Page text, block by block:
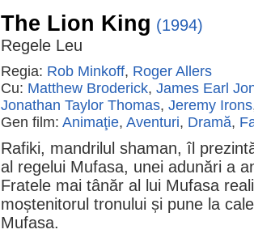
The Lion King (1994)
Regele Leu
Regia: Rob Minkoff, Roger Allers
Cu: Matthew Broderick, James Earl
Jonathan Taylor Thomas, Jeremy Irons
Gen film: Animaţie, Aventuri, Dramă,
Rafiki, mandrilul shaman, îl
al regelui Mufasa, unei adunări a
Fratele mai tânăr al lui Mufasa
moștenitorul tronului și pune la
Mufasa.